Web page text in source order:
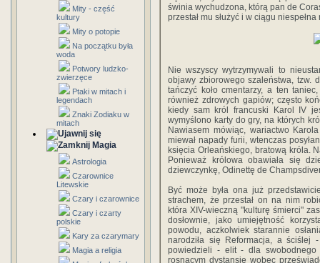
Mity - część
kultury
Mity o potopie
Na początku była
woda
Potwory ludzko-
zwierzęce
Ptaki w mitach i
legendach
Znaki Zodiaku w
mitach
Magia
Astrologia
Czarownice
Litewskie
Czary i czarownice
Czary i czarty
polskie
Kary za czarymary
Magia a religia
świnia wychudzona, którą pan de
przestał mu służyć i w ciągu
Nie wszyscy wytrzymywali to
objawy zbiorowego szaleństwa, tzw.
tańczyć koło cmentarzy, a ten
również zdrowych gapiów; często
kiedy sam król francuski Karol IV
wymyślono karty do gry, na których
Nawiasem mówiąc, wariactwo
miewał napady furii, wtenczas
księcia Orleańskiego, bratową króla.
Ponieważ królowa obawiała się
dziewczynkę, Odinettę de
Być może była ona już
strachem, że przestał on na nim
która XIV-wieczną "kulturę śmierci"
dosłownie, jako umiejętność
powodu, aczkolwiek starannie
narodziła się Reformacja, a ściślej
powiedzieli - elit - dla
rosnącym dystansie wobec